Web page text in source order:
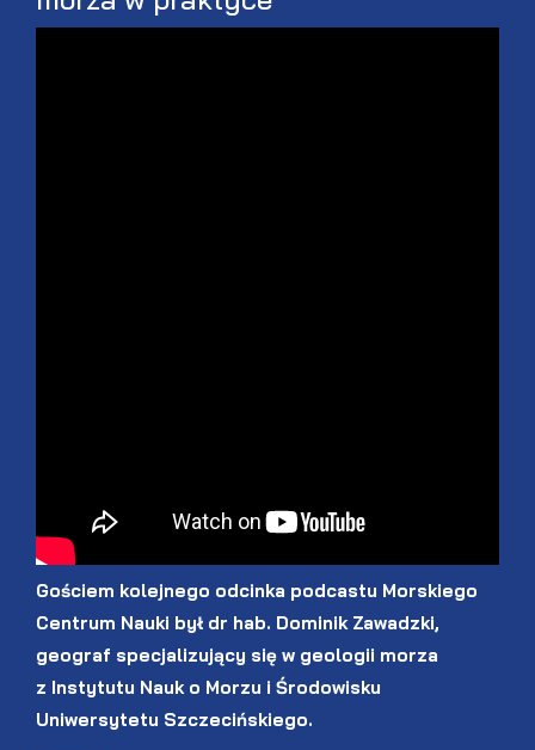
Gościem kolejnego odcinka podcastu Morskiego
Centrum Nauki był dr hab. Dominik Zawadzki,
geograf specjalizujący się w geologii morza
z Instytutu Nauk o Morzu i Środowisku
Uniwersytetu Szczecińskiego.